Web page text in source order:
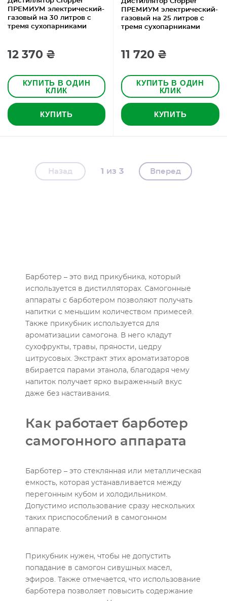
ПРЕМИУМ электрический-
газовый на 30 литров с
тремя сухопарниками
12 370 ₴
КУПИТЬ В ОДИН
КЛИК
КУПИТЬ
ПРЕМИУМ электрический-
газовый на 25 литров с
тремя сухопарниками
11 720 ₴
КУПИТЬ В ОДИН
КЛИК
КУПИТЬ
Назад 1 3 Вперед
Барботер – это вид прикубника, который
используется в дистилляторах. Самогонные
аппараты с барботером позволяют получать
напитки с меньшим количеством примесей.
Также прикубник используется для
ароматизации самогона. В него кладут
сухофрукты, травы, пряности, цедру
цитрусовых. Экстракт этих ароматизаторов
вбирается парами этанола, благодаря чему
напиток получает ярко выраженный вкус
даже без настаивания.
Как работает барботер
самогонного аппарата
Барботер – это стеклянная или металлическая
емкость, которая устанавливается между
перегонным кубом и холодильником.
Допустимо использование сразу нескольких
таких приспособлений в самогонном
аппарате.
Прикубник нужен, чтобы не допустить
попадание в самогон сивушных масел,
эфиров. Также отмечается, что использование
барботера позволяет повысить содержание